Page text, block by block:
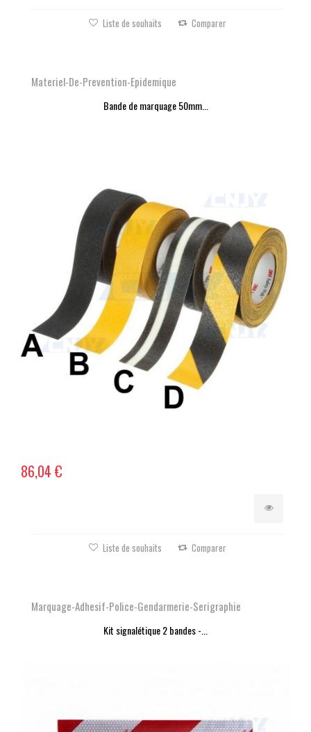
Liste de souhaits Comparer
Materiel-De-Prevention-Epidemique
Bande de marquage 50mm...
86,04 €
Liste de souhaits Comparer
Marquage-Adhesif-Police-Gendarmerie-Serigraphie
Kit signalétique 2 bandes -...